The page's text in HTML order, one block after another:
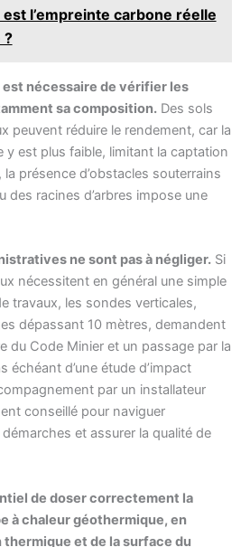
l’empreinte carbone réelle
?
nécessaire de vérifier les
sa composition. Des sols
peuvent réduire le rendement, car la
y est plus faible, limitant la captation
la présence d’obstacles souterrains
des racines d’arbres impose une
ne sont pas à négliger. Si
nécessitent en général une simple
travaux, les sondes verticales,
dépassant 10 mètres, demandent
du Code Minier et un passage par la
échéant d’une étude d’impact
par un installateur
conseillé pour naviguer
et assurer la qualité de
de doser correctement la
à chaleur géothermique, en
et de la surface du